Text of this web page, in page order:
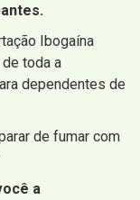
Ibogaína
toda a
dependentes de
de fumar com
a